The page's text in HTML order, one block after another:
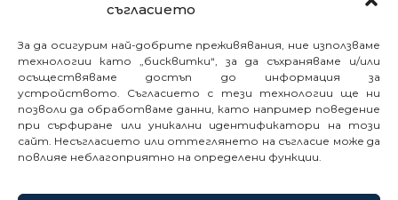
съгласието
За да осигурим най-добрите преживявания, ние използваме
технологии като „бисквитки“, за да съхраняваме и/или
осъществяваме достъп до информация за
устройството. Съгласието с тези технологии ще ни
позволи да обработваме данни, като например поведение
при сърфиране или уникални идентификатори на този
сайт. Несъгласието или оттеглянето на съгласие може да
повлияе неблагоприятно на определени функции.
Нормативна база
Електронни услуги
Профил на купувача
Кариери
Контакти